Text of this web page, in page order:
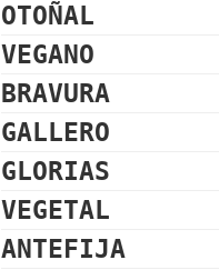
OTOÑAL
VEGANO
BRAVURA
GALLERO
GLORIAS
VEGETAL
ANTEFIJA